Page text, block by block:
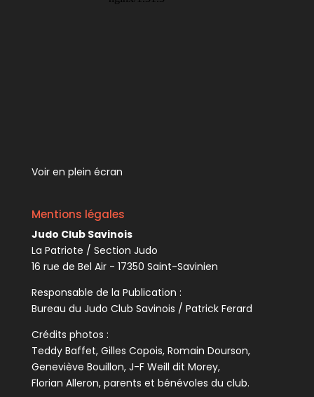
Voir en plein écran
Mentions légales
Judo Club Savinois
La Patriote / Section Judo
16 rue de Bel Air - 17350 Saint-Savinien
Responsable de la Publication :
Bureau du Judo Club Savinois / Patrick Ferard
Crédits photos :
Teddy Baffet, Gilles Copois, Romain Dourson,
Geneviève Bouillon, J-F Weill dit Morey,
Florian Alleron, parents et bénévoles du club.